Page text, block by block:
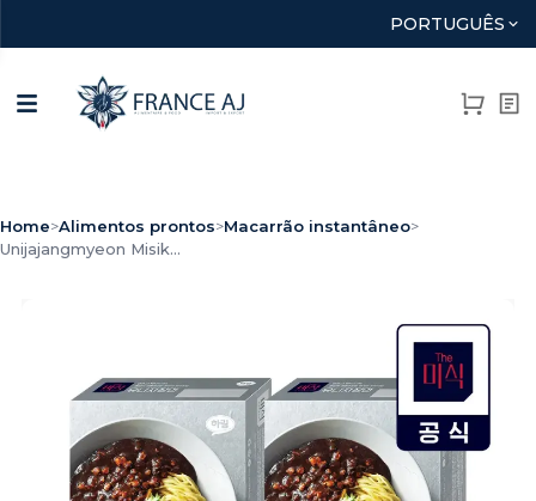
PORTUGUÊS
Home>Alimentos prontos>Macarrão instantâneo>
Unijajangmyeon Misik...